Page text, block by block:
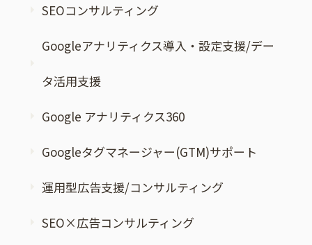
SEOコンサルティング
Googleアナリティクス導入・設定支援/デー
タ活用支援
Google アナリティクス360
Googleタグマネージャー(GTM)サポート
運用型広告支援/コンサルティング
SEO×広告コンサルティング